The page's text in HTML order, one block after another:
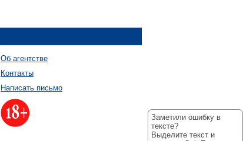
Об агентстве
Контакты
Написать письмо
Заметили ошибку в
тексте?
Выделите текст и